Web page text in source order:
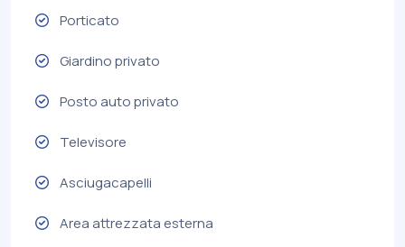
Porticato
Giardino privato
Posto auto privato
Televisore
Asciugacapelli
Area attrezzata esterna